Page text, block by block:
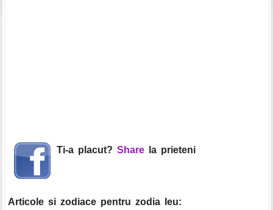
Ti-a placut? Share la prieteni
Articole si zodiace pentru zodia leu: